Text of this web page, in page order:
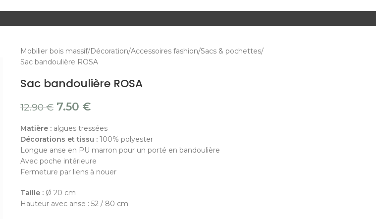
Mobilier bois massif Décoration Accessoires fashion Sacs & pochettes
Sac bandoulière ROSA
Sac bandoulière ROSA
12.90€ 7.50 €
Matière :algues tressées
Décorations et tissu :100% polyester
Longue anse en PU marron pour un porté en bandoulière
Avec poche intérieure
Fermeture par liens à nouer
Taille :Ø 20 cm
Hauteur avec anse : 52 / 80 cm